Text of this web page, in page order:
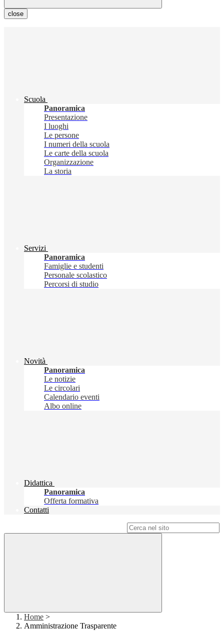
close
Scuola
Panoramica
Presentazione
I luoghi
Le persone
I numeri della scuola
Le carte della scuola
Organizzazione
La storia
Servizi
Panoramica
Famiglie e studenti
Personale scolastico
Percorsi di studio
Novità
Panoramica
Le notizie
Le circolari
Calendario eventi
Albo online
Didattica
Panoramica
Offerta formativa
Contatti
Home >
Amministrazione Trasparente